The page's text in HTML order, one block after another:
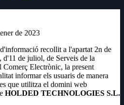
de 2023
recollit a l'apartat 2n de
de juliol, de Serveis de la
Electrònic, la present
informar els usuaris de manera
que utilitza el domini web
HOLDED TECHNOLOGIES S.L.